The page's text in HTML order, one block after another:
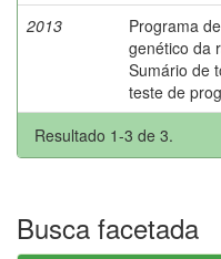
2013
Programa
genético da
Sumário de
teste de
Resultado 1-3 de 3.
Busca facetada